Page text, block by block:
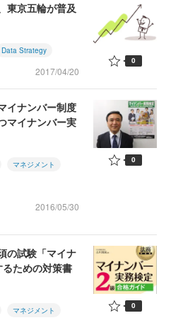
東京五輪が普及
Data Strategy
2017/04/20
0
イナンバー制度
マイナンバー実
マネジメント
2016/05/30
0
の試験「マイナ
ための対策書
マネジメント 0